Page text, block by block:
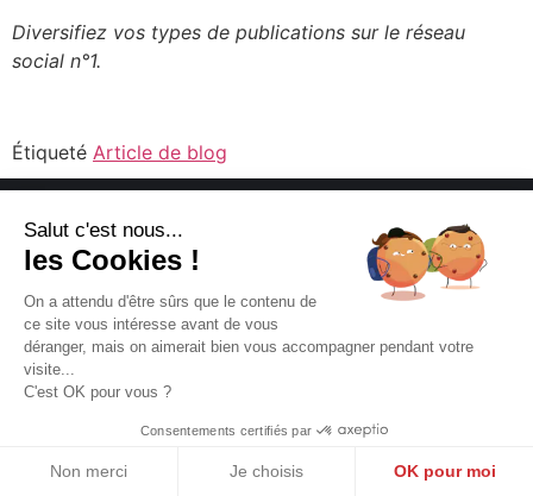
Diversifiez vos types de publications sur le réseau
social n°1.
Étiqueté Article de blog
8 rue Raymond Poincaré - 10000 Troyes
03 10 94 06 00
Salut c'est nous...
les Cookies !
On a attendu d'être sûrs que le contenu de
ce site vous intéresse avant de vous
déranger, mais on aimerait bien vous accompagner pendant votre
visite...
C'est OK pour vous ?
Consentements certifiés par
Non merci Je choisis OK pour moi